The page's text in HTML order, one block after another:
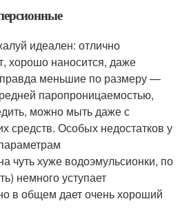
идеален: отлично
хорошо наносится, даже
меньшие по размеру —
паропроницаемостью,
можно мыть даже с
средств. Особых недостатков у
чуть хуже водоэмульсионки, по
немного уступает
в общем дает очень хороший